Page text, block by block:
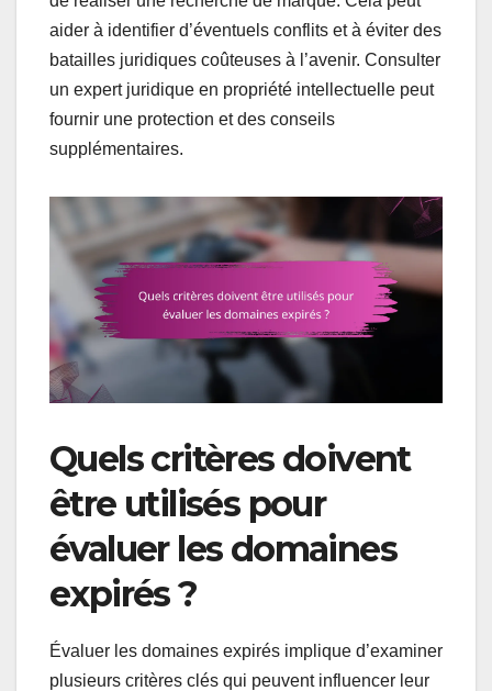
aider à identifier d’éventuels conflits et à éviter des
batailles juridiques coûteuses à l’avenir. Consulter
un expert juridique en propriété intellectuelle peut
fournir une protection et des conseils
supplémentaires.
Quels critères doivent
être utilisés pour
évaluer les domaines
expirés ?
Évaluer les domaines expirés implique d’examiner
plusieurs critères clés qui peuvent influencer leur